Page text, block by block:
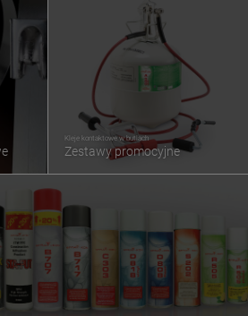
Kleje kontaktowe w butlach
Zestawy promocyjne